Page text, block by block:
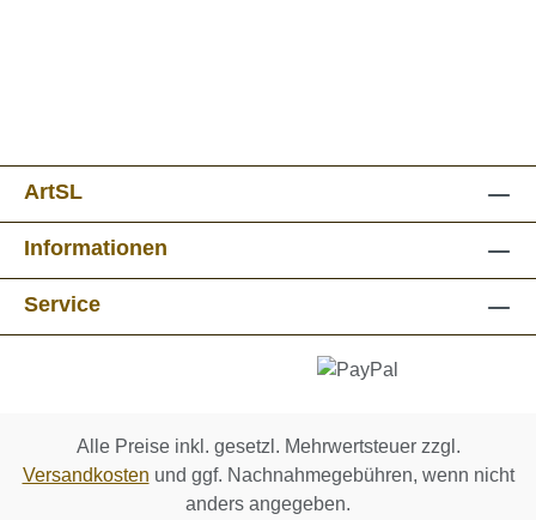
ArtSL
Informationen
Service
Alle Preise inkl. gesetzl. Mehrwertsteuer zzgl.
Versandkosten und ggf. Nachnahmegebühren, wenn nicht
anders angegeben.